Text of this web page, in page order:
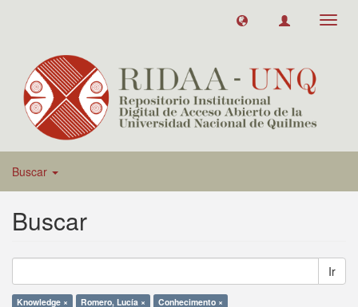
Buscar
Buscar
Ir
Knowledge × Romero, Lucía × Conhecimento ×